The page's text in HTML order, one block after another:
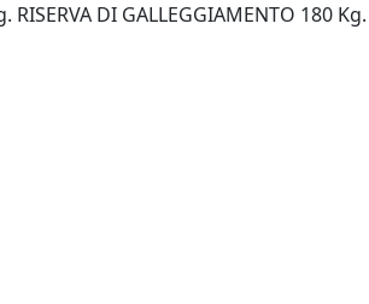
DI GALLEGGIAMENTO 180